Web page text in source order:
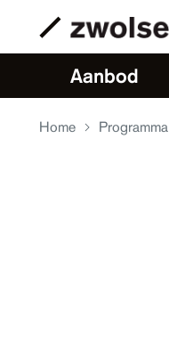
Aanbod
Home Programma